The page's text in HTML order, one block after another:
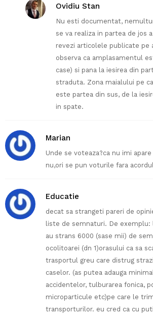
Ovidiu Stan
Nu esti documentat,
se va realiza in partea de jos
revezi articolele publicate pe
observa ca amplasamentul
case) si pana la iesirea din
straduta. Zona maialului pe
este partea din sus, de la
in spate.
Marian
Unde se voteaza?ca nu imi
nu,ori se pun voturile fara
Educatie
decat sa strangeti pareri de
liste de semnaturi. De exemplu:
au strans 6000 (sase mii) de
ocolitoarei (dn 1)orasului ca sa
trasportul greu care distrug
caselor. (as putea adauga
accidentelor, tulburarea fonica,
microparticule etc)pe care le
transporturilor. eu cred ca cu